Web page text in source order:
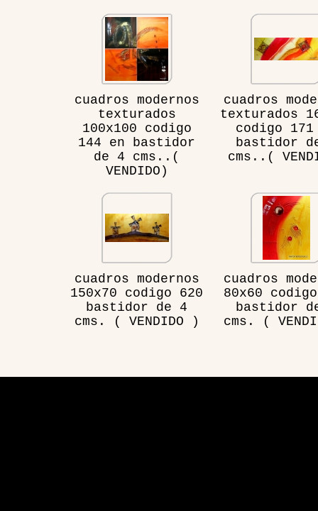
cuadros modernos
texturados
100x100 codigo
144 en bastidor
de 4 cms..(
VENDIDO)
cuadros
texturados
codigo 171
bastidor
cms..(
cuadros modernos
150x70 codigo 620
bastidor de 4
cms. ( VENDIDO )
cuadros
80x60
bastidor
cms. (